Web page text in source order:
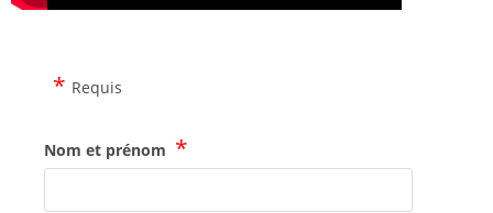
Requis
Nom et prénom